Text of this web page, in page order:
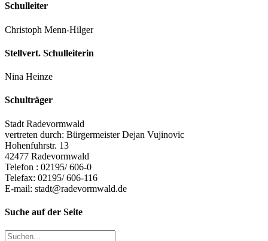
Schulleiter
Christoph Menn-Hilger
Stellvert. Schulleiterin
Nina Heinze
Schulträger
Stadt Radevormwald
vertreten durch: Bürgermeister Dejan Vujinovic
Hohenfuhrstr. 13
42477 Radevormwald
Telefon : 02195/ 606-0
Telefax: 02195/ 606-116
E-mail: stadt@radevormwald.de
Suche auf der Seite
Suche